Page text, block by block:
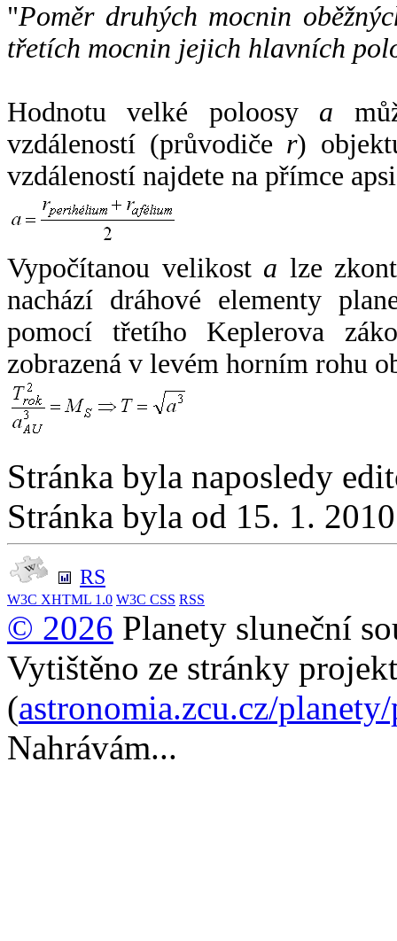
"Poměr druhých mocnin
třetích mocnin jejich hlavních
Hodnotu velké poloosy a
vzdáleností (průvodiče r)
vzdáleností najdete na přímce
Vypočítanou velikost a lze
nachází dráhové elementy
pomocí třetího Keplerova
zobrazená v levém horním rohu
Stránka byla naposledy
Stránka byla od 15. 1.
RS
W3C XHTML 1.0 W3C CSS RSS
© 2026 Planety sluneční
Vytištěno ze stránky
(astronomia.zcu.cz/
Nahrávám...